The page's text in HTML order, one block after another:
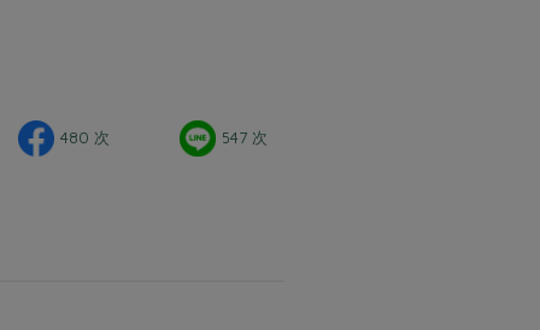
480 次 547 次